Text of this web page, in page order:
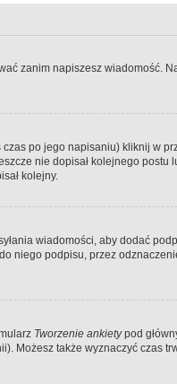
zanim napiszesz wiadomość.
po jego napisaniu) kliknij w
nie dopisał kolejnego postu
kolejny.
wiadomości, aby dodać
niego podpisu, przez
Tworzenie ankietypod
Możesz także wyznaczyć czas